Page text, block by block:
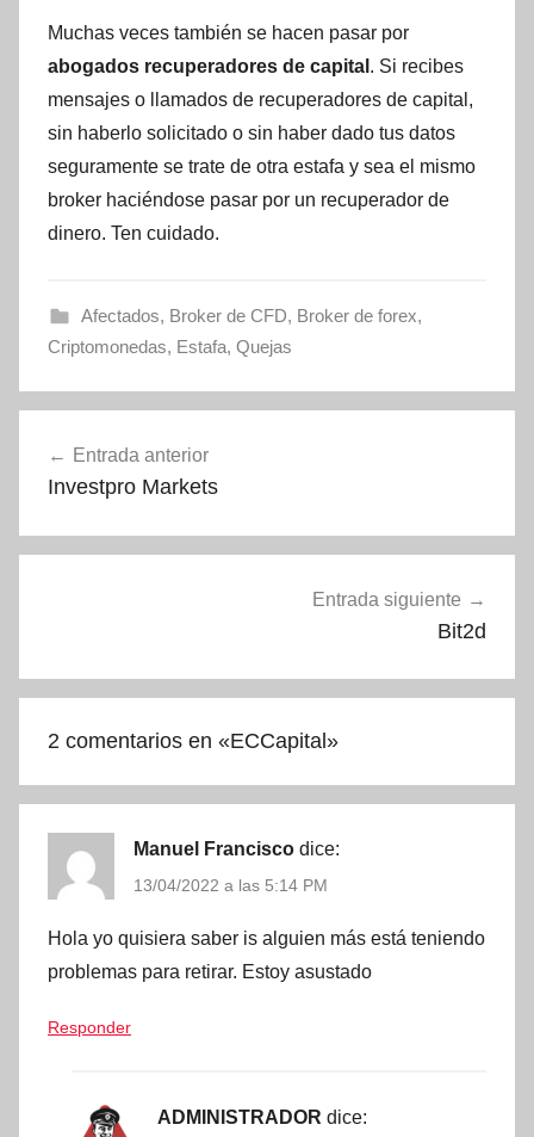
Muchas veces también se hacen pasar por
abogados recuperadores de capital . Si recibes
mensajes o llamados de recuperadores de capital,
sin haberlo solicitado o sin haber dado tus datos
seguramente se trate de otra estafa y sea el mismo
broker haciéndose pasar por un recuperador de
dinero. Ten cuidado.
Afectados, Broker de CFD, Broker de forex,
Criptomonedas, Estafa, Quejas
de
Entrada anterior
Investpro Markets
Entrada siguiente
Bit2d
2 comentarios en «ECCapital »
Manuel Francisco dice:
13/04/2022 a las 5:14 PM
Hola yo quisiera saber is alguien más está teniendo
problemas para retirar. Estoy asustado
Responder
ADMINISTRADOR dice: